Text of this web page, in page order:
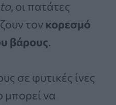
, οι πατάτες
τον κορεσμό
βάρους.
σε φυτικές ίνες
μπορεί να